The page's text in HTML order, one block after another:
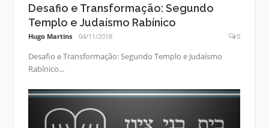
Desafio e Transformação: Segundo
Templo e Judaísmo Rabínico
Hugo Martins 04/11/2018 0
Desafio e Transformação: Segundo Templo e Judaísmo
Rabínico...